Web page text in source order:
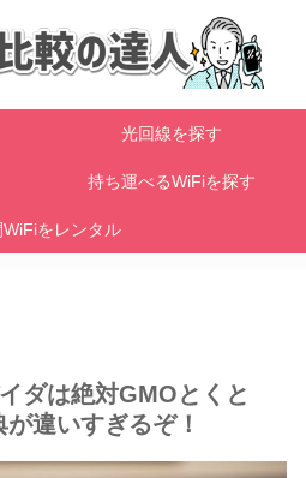
光回線を探す
持ち運べるWiFiを探す
WiFiをレンタル
ダは絶対GMOとくと
違いすぎるぞ！